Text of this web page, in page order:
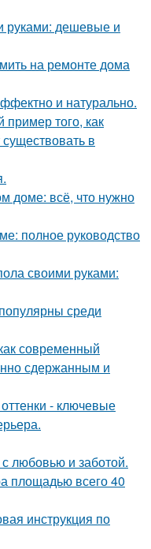
руками: дешевые и
на ремонте дома
и натурально.
пример того, как
в
доме: всё, что нужно
полное руководство
своими руками:
среди
современный
сдержанным и
- ключевые
любовью и заботой.
площадью всего 40
инструкция по